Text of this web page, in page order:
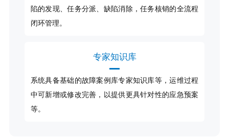
陷的发现、任务分派、缺陷消除，任务核销的全流程
闭环管理。
专家知识库
系统具备基础的故障案例库专家知识库等，运维过程
中可新增或修改完善，以提供更具针对性的应急预案
等。